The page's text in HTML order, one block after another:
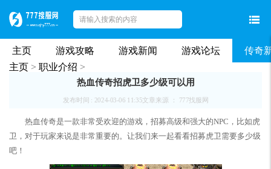
主页 游戏攻略 游戏新闻 游戏论坛
传奇
主页 > 职业介绍 >
热血传奇招虎卫多少级可以用
发布时间 : 2024-03-06 11:35文章来源 ： 777找服网
热血传奇是一款非常受欢迎的游戏，招募高级和强大的NPC，比如虎
卫，对于玩家来说是非常重要的。让我们来一起看看招募虎卫需要多少级
吧！